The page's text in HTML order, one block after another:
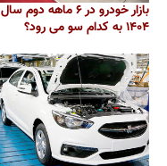
بازار خودرو در ۶ ماهه دوم سال
۱۴۰۴ به کدام سو می رود؟